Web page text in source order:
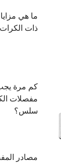
ما هي
ذات
كم مرة
مفصلات
سلس؟
مصادر